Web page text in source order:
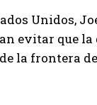
Unidos,
evitar que
la frontera